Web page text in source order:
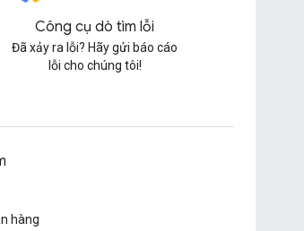
Công cụ dò tìm lỗi
Đã xảy ra lỗi? Hãy gửi báo cáo
lỗi cho chúng tôi!
hàng